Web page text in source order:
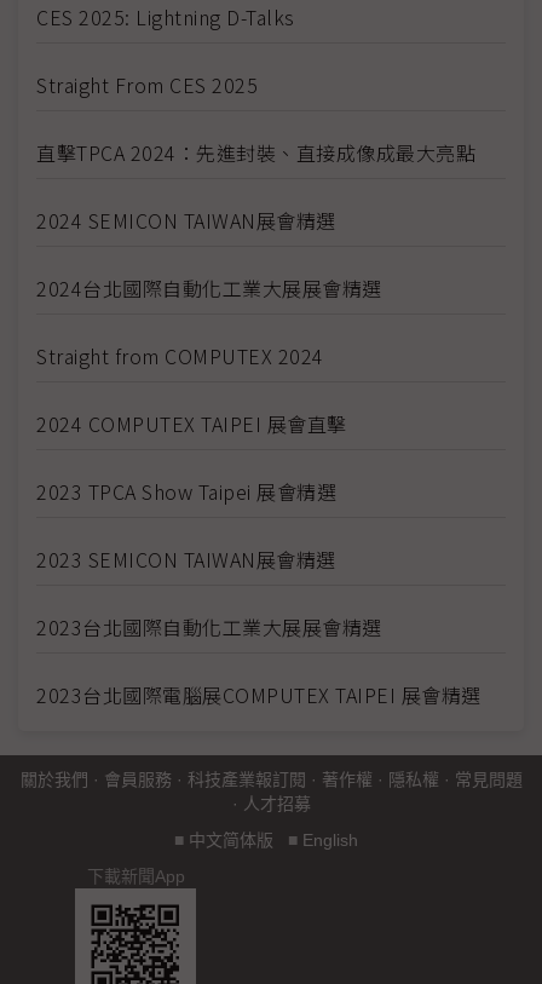
CES 2025: Lightning D-Talks
Straight From CES 2025
直擊TPCA 2024：先進封裝、直接成像成最大亮點
2024 SEMICON TAIWAN展會精選
2024台北國際自動化工業大展展會精選
Straight from COMPUTEX 2024
2024 COMPUTEX TAIPEI 展會直擊
2023 TPCA Show Taipei 展會精選
2023 SEMICON TAIWAN展會精選
2023台北國際自動化工業大展展會精選
2023台北國際電腦展COMPUTEX TAIPEI 展會精選
關於我們 · 會員服務 · 科技產業報訂閱 · 著作權 · 隱私權 · 常見問題
· 人才招募
■ 中文简体版 ■ English
下載新聞App